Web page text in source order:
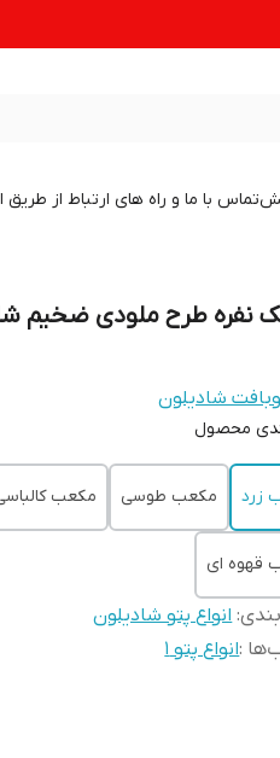
تماس با ما و راه های ارتباط از
نفره طرح ملودی ضخیم
شادیلون
محصول
زرد مکعب طوسی مکعب
قهوه ای
:انواع پتو شادیلون
:انواع پتو 1